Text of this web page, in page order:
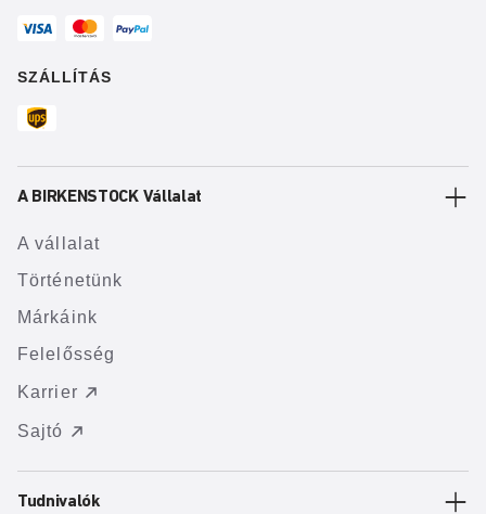
SZÁLLÍTÁS
A BIRKENSTOCK Vállalat
A vállalat
Történetünk
Márkáink
Felelősség
Karrier
Sajtó
Tudnivalók